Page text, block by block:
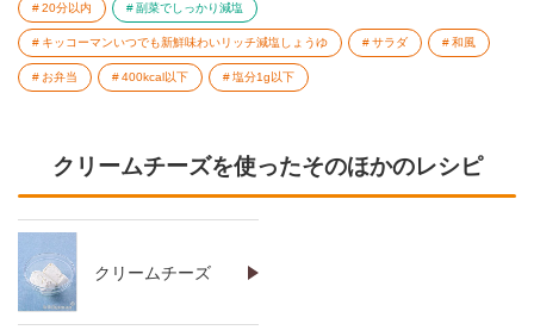
20分以内 副菜でしっかり減塩
キッコーマンいつでも新鮮味わいリッチ減塩しょうゆ サラダ 和風
お弁当 400kcal以下 塩分1g以下
クリームチーズを使ったそのほかのレシピ
クリームチーズ